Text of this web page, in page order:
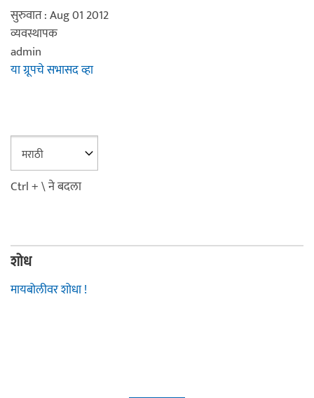
सुरुवात : Aug 01 2012
व्यवस्थापक
admin
या ग्रूपचे सभासद व्हा
Ctrl + \ ने बदला
शोध
मायबोलीवर शोधा !